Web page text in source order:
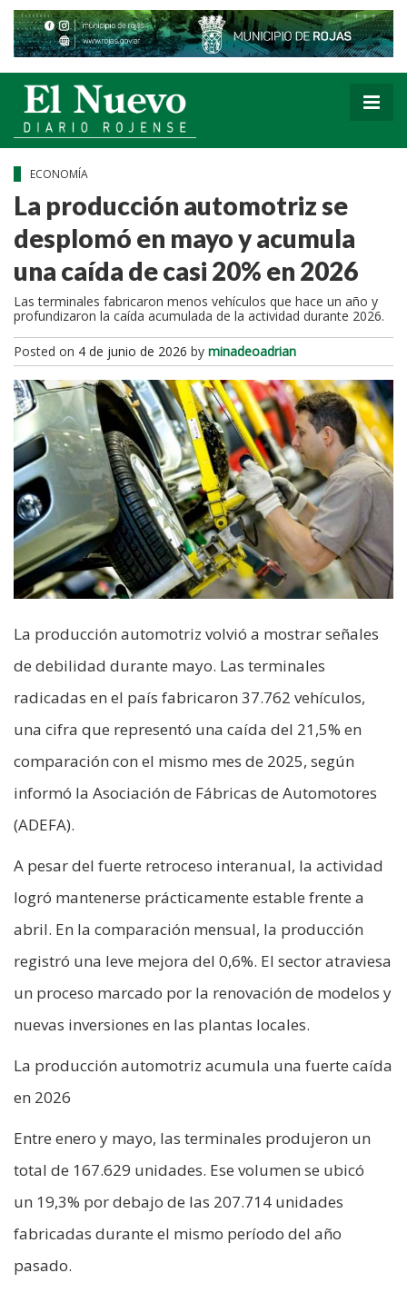
ECONOMÍA
La producción automotriz se
desplomó en mayo y acumula
una caída de casi 20% en 2026
Las terminales fabricaron menos vehículos que hace un año y
profundizaron la caída acumulada de la actividad durante 2026.
Posted on 4 de junio de 2026 by minadeoadrian
La producción automotriz volvió a mostrar señales
de debilidad durante mayo. Las terminales
radicadas en el país fabricaron 37.762 vehículos,
una cifra que representó una caída del 21,5% en
comparación con el mismo mes de 2025, según
informó la Asociación de Fábricas de Automotores
(ADEFA).
A pesar del fuerte retroceso interanual, la actividad
logró mantenerse prácticamente estable frente a
abril. En la comparación mensual, la producción
registró una leve mejora del 0,6%. El sector atraviesa
un proceso marcado por la renovación de modelos y
nuevas inversiones en las plantas locales.
La producción automotriz acumula una fuerte caída
en 2026
Entre enero y mayo, las terminales produjeron un
total de 167.629 unidades. Ese volumen se ubicó
un 19,3% por debajo de las 207.714 unidades
fabricadas durante el mismo período del año
pasado.